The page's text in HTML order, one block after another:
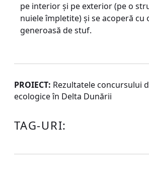
pe interior şi pe exterior (pe o
nuiele împletite) şi se acoperă cu
generoasă de stuf.
PROIECT: Rezultatele concursului
ecologice în Delta Dunării
TAG-URI: